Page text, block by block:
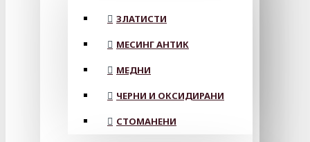
ЗЛАТИСТИ
МЕСИНГ АНТИК
МЕДНИ
ЧЕРНИ И ОКСИДИРАНИ
СТОМАНЕНИ